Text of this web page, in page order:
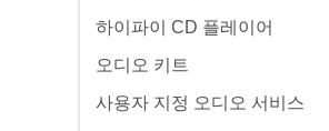
하이파이 CD 플레이어
오디오 키트
사용자 지정 오디오 서비스